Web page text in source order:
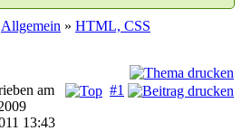
Allgemein » HTML, CSS
#1
am
13:43